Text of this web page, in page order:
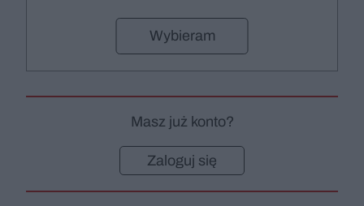
Wybieram
Masz już konto?
Zaloguj się